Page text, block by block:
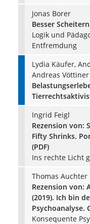
Jonas Borer
Besser
Logik und
Entfremdung
Lydia Käufer,
Andreas Vöttiner
Ingrid Feigl
Rezension von:
Fifty Shrinks.
(PDF)
Ins rechte Licht
Thomas Auchter
Rezension von:
(2019). Ich bin
Psychoanalyse.
Konsequente